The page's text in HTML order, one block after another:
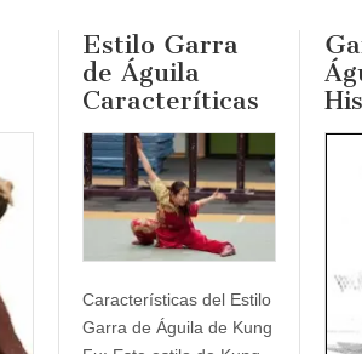
Estilo Garra
de Águila
Caracteríticas
Características del Estilo
Garra de Águila de Kung